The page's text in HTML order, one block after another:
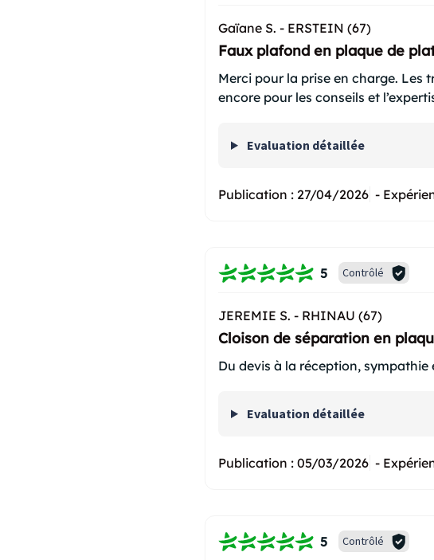
Gaïane S. - ERSTEIN (67)
Faux plafond en plaque de
Merci pour la prise en charge. Les
encore pour les conseils et
Evaluation détaillée
Publication : 27/04/2026 -
5 Contrôlé
JEREMIE S. - RHINAU (67)
Cloison de séparation en
Du devis à la réception,
Evaluation détaillée
Publication : 05/03/2026 -
5 Contrôlé